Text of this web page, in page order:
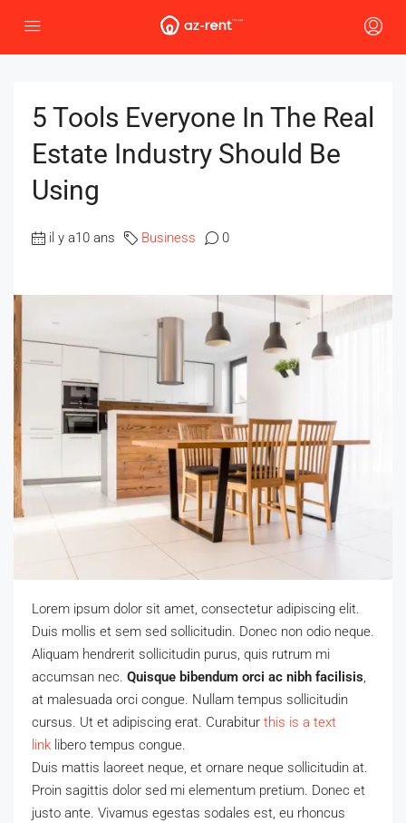
5 Tools Everyone In The Real
Estate Industry Should Be
Using
il y a10 ans Business 0
Lorem ipsum dolor sit amet, consectetur adipiscing elit.
Duis mollis et sem sed sollicitudin. Donec non odio neque.
Aliquam hendrerit sollicitudin purus, quis rutrum mi
accumsan nec. Quisque bibendum orci ac nibh facilisis
at malesuada orci congue. Nullam tempus sollicitudin
cursus. Ut et adipiscing erat. Curabitur this is a text
link libero tempus congue.
Duis mattis laoreet neque, et ornare neque sollicitudin at.
Proin sagittis dolor sed mi elementum pretium. Donec et
justo ante. Vivamus egestas sodales est, eu rhoncus